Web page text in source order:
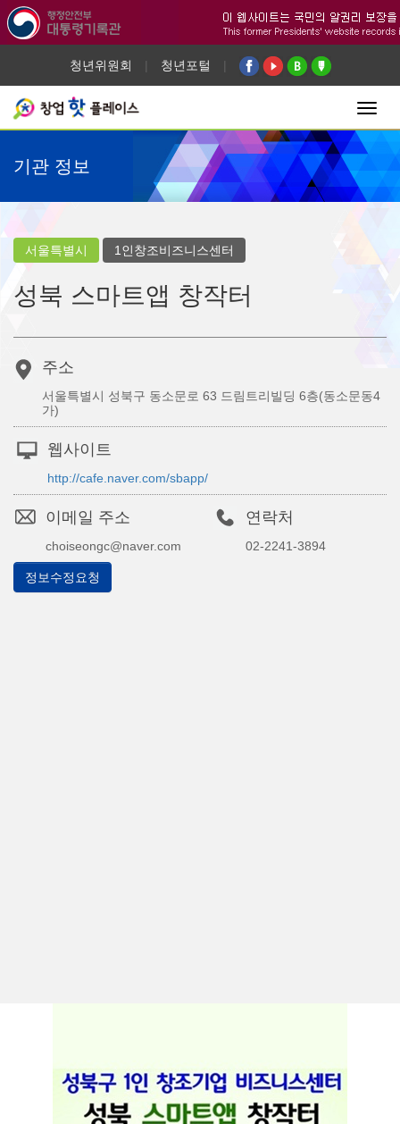
청년위원회 | 청년포털 |
기관 정보
서울특별시 1인창조비즈니스센터
성북 스마트앱 창작터
주소
서울특별시 성북구 동소문로 63 드림트리빌딩 6층(동소문동4
가)
웹사이트
http://cafe.naver.com/sbapp/
이메일 주소
choiseongc@naver.com
연락처
02-2241-3894
정보수정요청